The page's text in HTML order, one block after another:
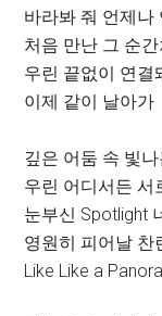
바라봐 줘 언제나
처음 만난 그 순
우린 끝없이 연결
이제 같이 날아가
깊은 어둠 속 빛
우린 어디서든 서
눈부신 Spotlight
영원히 피어날 찬
Like Like a